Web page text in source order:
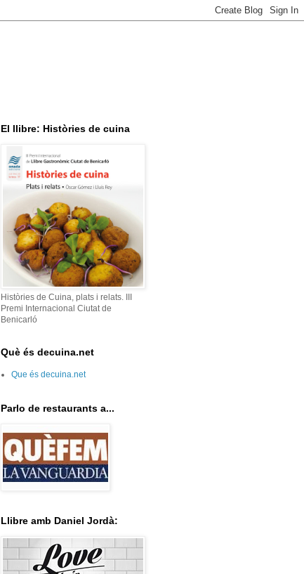
El llibre: Històries de cuina
Històries de Cuina, plats i relats. III
Premi Internacional Ciutat de
Benicarló
Què és decuina.net
Que és decuina.net
Parlo de restaurants a...
Llibre amb Daniel Jordà: